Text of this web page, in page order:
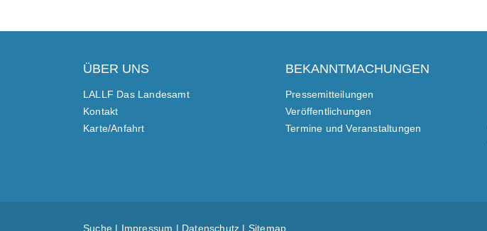
ÜBER UNS
LALLF Das Landesamt
Kontakt
Karte/Anfahrt
BEKANNTMACHUNGEN
Pressemitteilungen
Veröffentlichungen
Termine und Veranstaltungen
Suche | Impressum | Datenschutz | Sitemap